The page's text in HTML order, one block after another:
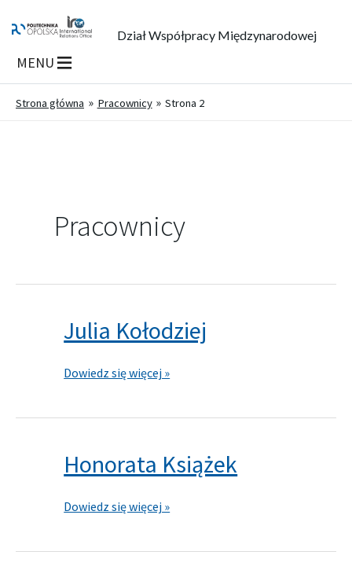
Dział Współpracy Międzynarodowej
MENU
Strona główna Pracownicy Strona 2
Pracownicy
Julia Kołodziej
Julia
Kołodziej
Dowiedz się więcej »
Honorata Książek
Honorata
Książek
Dowiedz się więcej »